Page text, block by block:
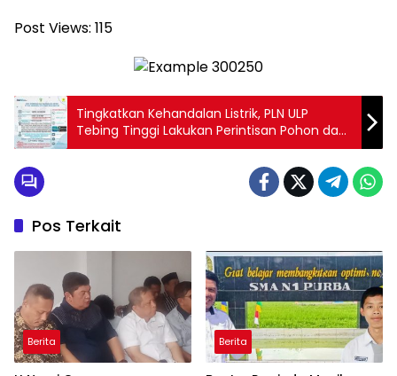
Post Views: 115
Tingkatkan Kehandalan Listrik, PLN ULP
Tebing Tinggi Lakukan Perintisan Pohon dan
Pemeliharaan Komponen JTM
Pos Terkait
Berita Berita